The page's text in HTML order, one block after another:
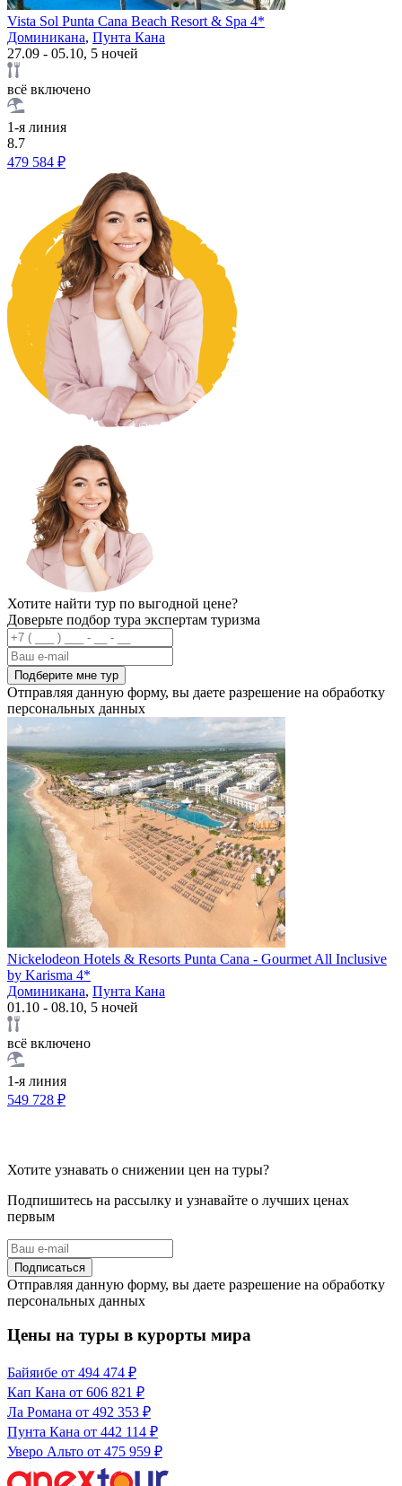
Vista Sol Punta Cana Beach Resort & Spa 4*
Доминикана, Пунта Кана
27.09 - 05.10, 5 ночей
всё включено
1-я линия
8.7
479 584 ₽
Хотите найти тур по выгодной цене?
Доверьте подбор тура экспертам туризма
Подберите мне тур
Отправляя данную форму, вы даете разрешение на обработку
персональных данных
Nickelodeon Hotels & Resorts Punta Cana - Gourmet All Inclusive
by Karisma 4*
Доминикана, Пунта Кана
01.10 - 08.10, 5 ночей
всё включено
1-я линия
549 728 ₽
Хотите узнавать о снижении цен на туры?
Подпишитесь на рассылку и узнавайте о лучших ценах
первым
Подписаться
Отправляя данную форму, вы даете разрешение на обработку
персональных данных
Цены на туры в курорты мира
Байяибе от 494 474 ₽
Кап Кана от 606 821 ₽
Ла Романа от 492 353 ₽
Пунта Кана от 442 114 ₽
Уверо Альто от 475 959 ₽